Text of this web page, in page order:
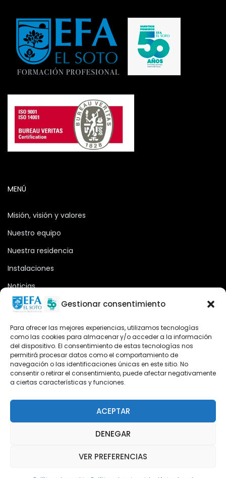
Gestionar consentimiento
Para ofrecer las mejores experiencias, utilizamos tecnologías
como las cookies para almacenar y/o acceder a la información
del dispositivo. El consentimiento de estas tecnologías nos
permitirá procesar datos como el comportamiento de
navegación o las identificaciones únicas en este sitio. No
consentir o retirar el consentimiento, puede afectar negativamente
a ciertas características y funciones.
ACEPTAR
DENEGAR
VER PREFERENCIAS
MENÚ
Misión, visión y valores
Nuestro equipo
Nuestra residencia
Instalaciones
Noticias
Oferta formativa
Plataforma 2.0
Acceso Cursos UNIR
Teléfono: (+34) 958 455 085
Teléfono: (+34) 618 370 813